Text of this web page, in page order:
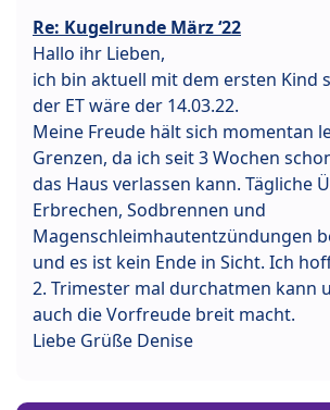
Re: Kugelrunde März ‘22
Hallo ihr Lieben,
ich bin aktuell mit dem ersten Kind
der ET wäre der 14.03.22.
Meine Freude hält sich momentan
Grenzen, da ich seit 3 Wochen
das Haus verlassen kann. Tägliche
Erbrechen, Sodbrennen und
Magenschleimhautentzündungen
und es ist kein Ende in Sicht. Ich
2. Trimester mal durchatmen kann
auch die Vorfreude breit macht.
Liebe Grüße Denise